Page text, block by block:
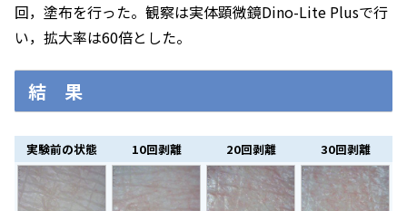
回，塗布を行った。観察は実体顕微鏡Dino-Lite Plusで行
い，拡大率は60倍とした。
結 果
実験前の状態 10回剥離 20回剥離 30回剥離